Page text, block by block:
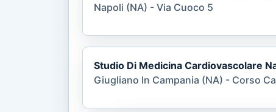
Napoli (NA) - Via Cuoco 5
Studio Di Medicina Cardiovascolare
Giugliano In Campania (NA) - Corso